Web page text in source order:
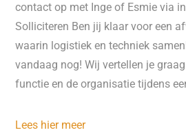
contact op met Inge of Esmie via
Solliciteren Ben jij klaar voor een
waarin logistiek en techniek
vandaag nog! Wij vertellen je
functie en de organisatie tijdens
Lees hier meer